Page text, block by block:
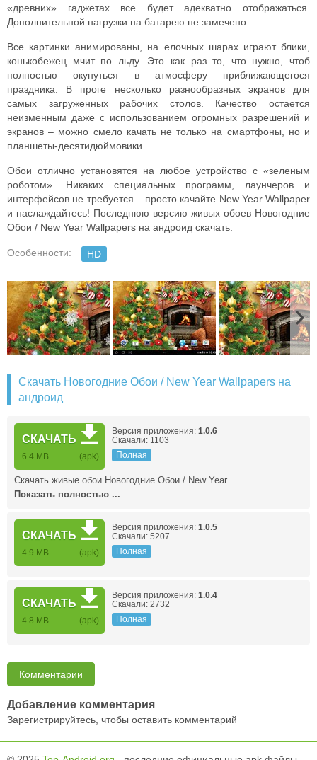
«древних» гаджетах все будет адекватно отображаться.
Дополнительной нагрузки на батарею не замечено.
Все картинки анимированы, на елочных шарах играют блики,
конькобежец мчит по льду. Это как раз то, что нужно, чтоб
полностью окунуться в атмосферу приближающегося
праздника. В проге несколько разнообразных экранов для
самых загруженных рабочих столов. Качество остается
неизменным даже с использованием огромных разрешений и
экранов – можно смело качать не только на смартфоны, но и
планшеты-десятидюймовики.
Обои отлично установятся на любое устройство с «зеленым
роботом». Никаких специальных программ, лаунчеров и
интерфейсов не требуется – просто качайте New Year Wallpaper
и наслаждайтесь! Последнюю версию живых обоев Новогодние
Обои / New Year Wallpapers на андроид скачать.
Особенности: HD
Скачать Новогодние Обои / New Year Wallpapers на
андроид
СКАЧАТЬ
6.4 MB (apk)
Версия приложения: 1.0.6
Скачали: 1103
Полная
Скачать живые обои Новогодние Обои / New Year …
Показать полностью ...
СКАЧАТЬ
4.9 MB (apk)
Версия приложения: 1.0.5
Скачали: 5207
Полная
СКАЧАТЬ
4.8 MB (apk)
Версия приложения: 1.0.4
Скачали: 2732
Полная
Комментарии
Добавление комментария
Зарегистрируйтесь, чтобы оставить комментарий